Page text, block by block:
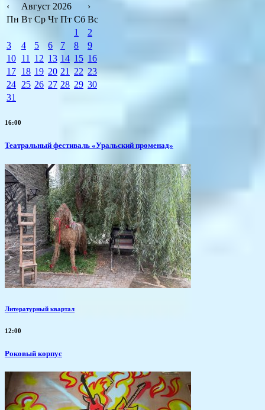
‹
Август 2026
›
Пн Вт Ср Чт Пт Сб Вс
1
2
3
4 5 6 7 8
9
10 11 12 13 14 15 16
17 18 19 20 21 22 23
24 25 26 27 28 29 30
31
16:00
Театральный фестиваль «Уральский променад»
Литературный квартал
12:00
Роковый корпус